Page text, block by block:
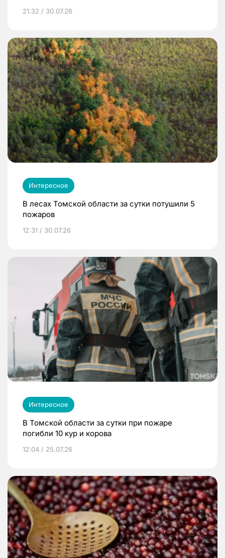
21:32 / 30.07.26
Интересное
В лесах Томской области за сутки потушили 5
пожаров
12:31 / 30.07.26
Интересное
В Томской области за сутки при пожаре
погибли 10 кур и корова
12:04 / 25.07.26